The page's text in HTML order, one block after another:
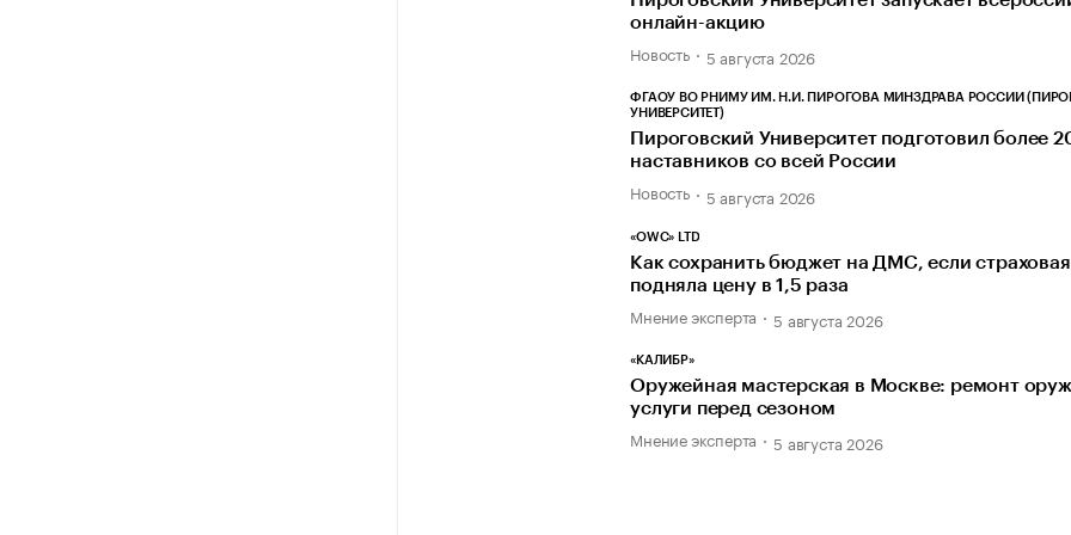
онлайн-акцию
Новость 5 августа 2026
ФГАОУ ВО РНИМУ ИМ. Н.И. ПИРОГОВА МИНЗДРАВА РОССИИ
УНИВЕРСИТЕТ)
Пироговский Университет подготовил более
наставников со всей России
Новость 5 августа 2026
«OWC» LTD
Как сохранить бюджет на ДМС, если страховая
подняла цену в 1,5 раза
Мнение эксперта 5 августа 2026
«КАЛИБР»
Оружейная мастерская в Москве: ремонт
услуги перед сезоном
Мнение эксперта 5 августа 2026